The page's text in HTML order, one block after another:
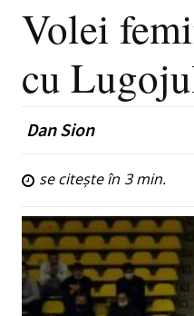
Volei
cu
Dan Sion
se citește în 3min.